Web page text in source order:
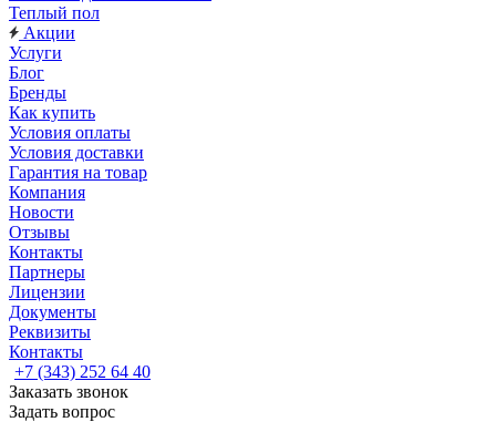
Теплый пол
Акции
Услуги
Блог
Бренды
Как купить
Условия оплаты
Условия доставки
Гарантия на товар
Компания
Новости
Отзывы
Контакты
Партнеры
Лицензии
Документы
Реквизиты
Контакты
+7 (343) 252 64 40
Заказать звонок
Задать вопрос